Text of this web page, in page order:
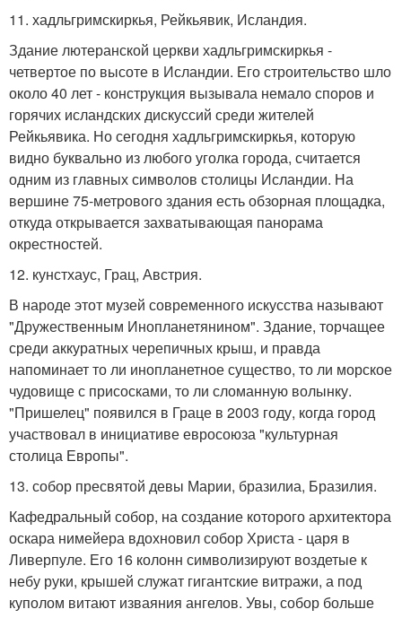
11. хадльгримскиркья, Рейкьявик, Исландия.
Здание лютеранской церкви хадльгримскиркья -
четвертое по высоте в Исландии. Его строительство шло
около 40 лет - конструкция вызывала немало споров и
горячих исландских дискуссий среди жителей
Рейкьявика. Но сегодня хадльгримскиркья, которую
видно буквально из любого уголка города, считается
одним из главных символов столицы Исландии. На
вершине 75-метрового здания есть обзорная площадка,
откуда открывается захватывающая панорама
окрестностей.
12. кунстхаус, Грац, Австрия.
В народе этот музей современного искусства называют
"Дружественным Инопланетянином". Здание, торчащее
среди аккуратных черепичных крыш, и правда
напоминает то ли инопланетное существо, то ли морское
чудовище с присосками, то ли сломанную волынку.
"Пришелец" появился в Граце в 2003 году, когда город
участвовал в инициативе евросоюза "культурная
столица Европы".
13. собор пресвятой девы Марии, бразилиа, Бразилия.
Кафедральный собор, на создание которого архитектора
оскара нимейера вдохновил собор Христа - царя в
Ливерпуле. Его 16 колонн символизируют воздетые к
небу руки, крышей служат гигантские витражи, а под
куполом витают изваяния ангелов. Увы, собор больше